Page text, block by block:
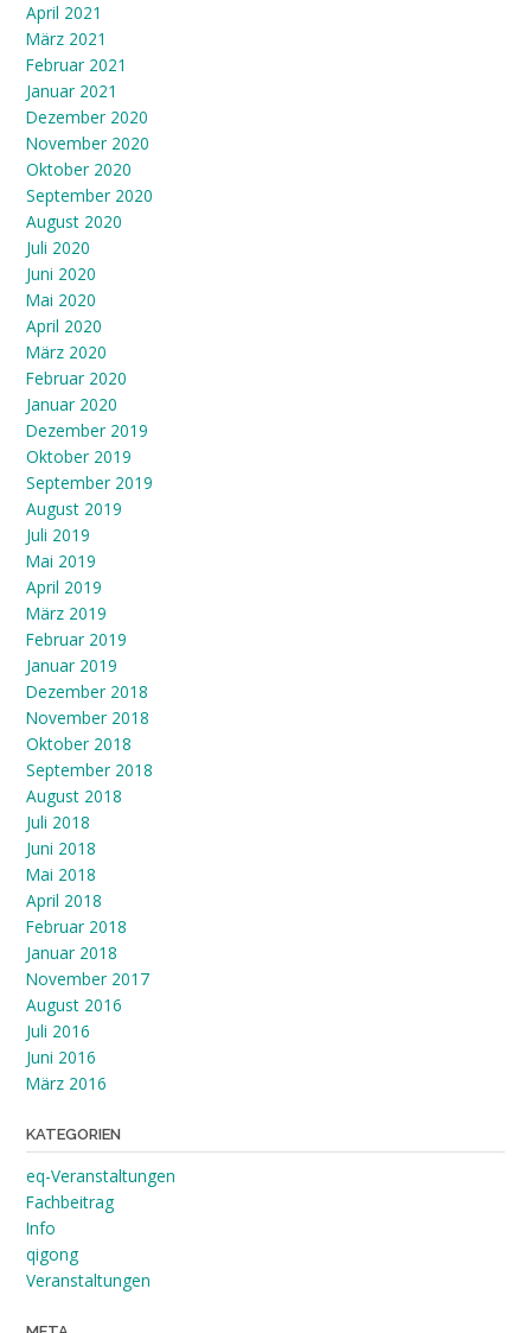
April 2021
März 2021
Februar 2021
Januar 2021
Dezember 2020
November 2020
Oktober 2020
September 2020
August 2020
Juli 2020
Juni 2020
Mai 2020
April 2020
März 2020
Februar 2020
Januar 2020
Dezember 2019
Oktober 2019
September 2019
August 2019
Juli 2019
Mai 2019
April 2019
März 2019
Februar 2019
Januar 2019
Dezember 2018
November 2018
Oktober 2018
September 2018
August 2018
Juli 2018
Juni 2018
Mai 2018
April 2018
Februar 2018
Januar 2018
November 2017
August 2016
Juli 2016
Juni 2016
März 2016
KATEGORIEN
eq-Veranstaltungen
Fachbeitrag
Info
qigong
Veranstaltungen